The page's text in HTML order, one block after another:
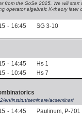
from the SoSe 2025. We will
operator algebraic K-theory
- 16:45 SG 3-10
- 14:45
Hs 1
- 10:45
Hs 7
en/institut/seminare/acseminar/
- 14:45 Paulinum, P-701